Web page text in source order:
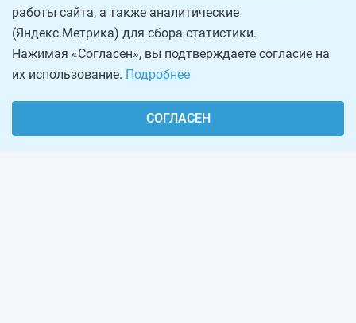
работы сайта, а также аналитические
(Яндекс.Метрика) для сбора статистики.
Нажимая «Согласен», вы подтверждаете согласие на
их использование. Подробнее
СОГЛАСЕН